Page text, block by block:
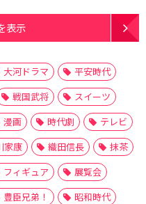
表示
大河ドラマ
平安時代
戦国武将
スイーツ
漫画 時代劇
テレビ
家康 織田信長
抹茶
フィギュア
展覧会
豊臣兄弟！
昭和時代